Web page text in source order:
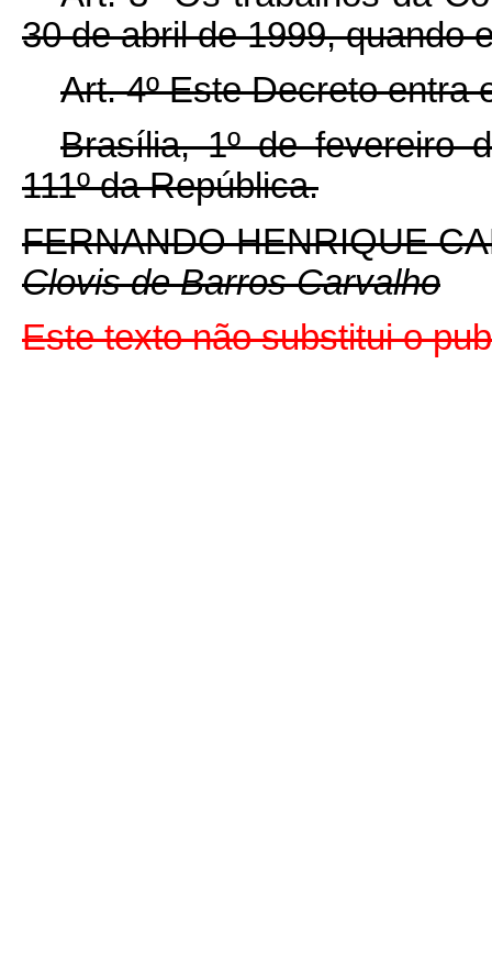
30 de abril de 1999, quando
Art. 4º Este Decreto entra
Brasília, 1º de fevereiro
111º da República.
FERNANDO HENRIQUE
Clovis de Barros Carvalho
Este texto não substitui o